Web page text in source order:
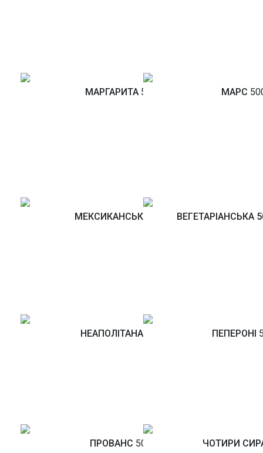
МАРГАРИТА500Г МАРС
МЕКСИКАНСЬКА ВЕГЕТАРІАНСЬКА
НЕАПОЛІТАНА500Г ПЕПЕРОНІ
ПРОВАНС 500Г ЧОТИРИ